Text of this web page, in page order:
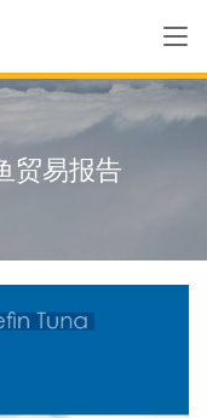
贸易报告